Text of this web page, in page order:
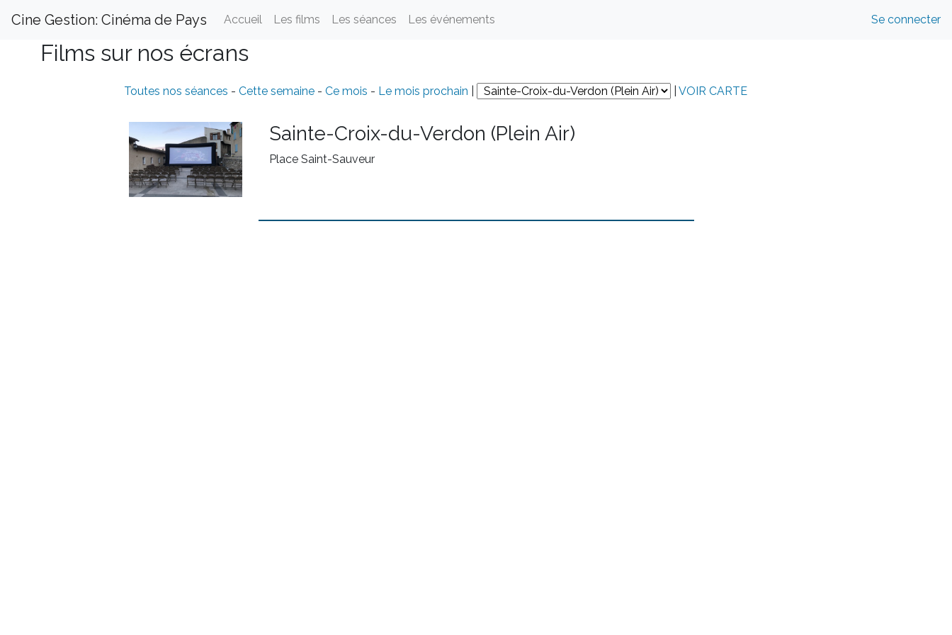
Cine Gestion: Cinéma de Pays Accueil Les films Les séances Les événements Se connecter
Films sur nos écrans
Toutes nos séances - Cette semaine- Ce mois - Le mois prochain VOIR CARTE
Sainte-Croix-du-Verdon (Plein Air)
Place Saint-Sauveur